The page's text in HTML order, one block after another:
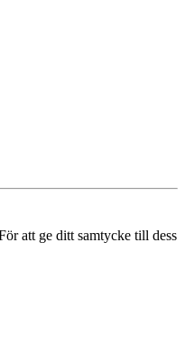
att ge ditt samtycke till dess